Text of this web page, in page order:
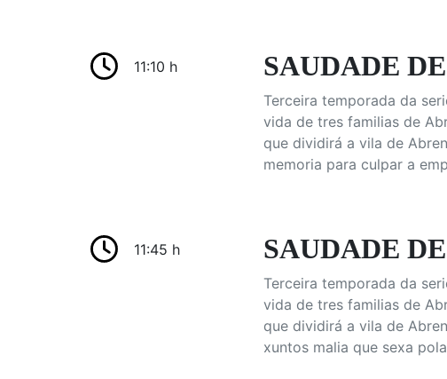
11:10 h SAUDADE
Terceira temporada da
vida de tres familias de
que dividirá a vila de
memoria para culpar a
11:45 h SAUDADE
Terceira temporada da
vida de tres familias de
que dividirá a vila de
xuntos malia que sexa